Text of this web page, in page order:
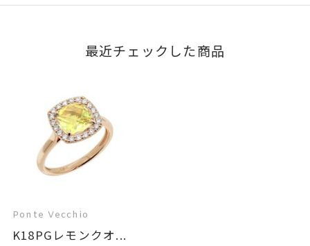
最近チェックした商品
Ponte Vecchio
K18PGレモンクオ...